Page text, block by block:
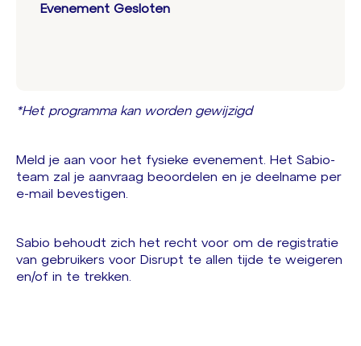
Evenement Gesloten
*Het programma kan worden gewijzigd
Meld je aan voor het fysieke evenement. Het Sabio-
team zal je aanvraag beoordelen en je deelname per
e-mail bevestigen.
Sabio behoudt zich het recht voor om de registratie
van gebruikers voor Disrupt te allen tijde te weigeren
en/of in te trekken.